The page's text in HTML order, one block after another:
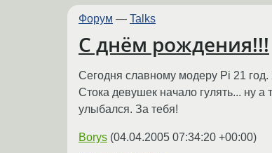
Форум — Talks
С днём рождения!!!
Сегодня славному модеру Pi 21
Стока девушек начало гулять... ну
улыбался. За тебя!
Borys (04.04.2005 07:34:20 +00:00)